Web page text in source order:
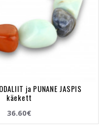
ja PUNANE JASPIS
käekett
36.60€